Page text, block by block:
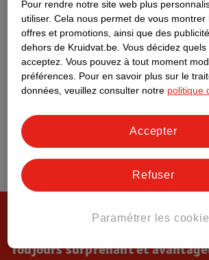
Toujours surprenant et
Pour rendre notre site web plus
utiliser. Cela nous permet de vous montrer
offres et promotions, ainsi que des
dehors de Kruidvat.be. Vous décidez
acceptez. Vous pouvez à tout moment
préférences. Pour en savoir plus sur le
données, veuillez consulter notre politique
Paramétrer les
Refuser
Accepter